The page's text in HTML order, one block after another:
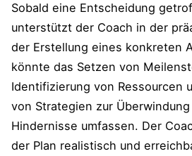
Sobald eine Entscheidung
unterstützt der Coach in der
der Erstellung eines konkreten
könnte das Setzen von
Identifizierung von Ressourcen
von Strategien zur
Hindernisse umfassen. Der
der Plan realistisch und